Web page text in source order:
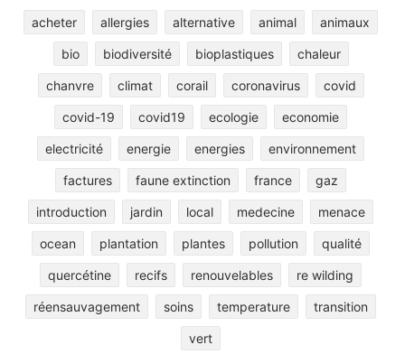
acheter allergies alternative animal animaux
bio biodiversité bioplastiques chaleur
chanvre climat corail coronavirus covid
covid-19 covid19 ecologie economie
electricité energie energies environnement
factures faune extinction france gaz
introduction jardin local medecine menace
ocean plantation plantes pollution qualité
quercétine recifs renouvelables re wilding
réensauvagement soins temperature transition
vert